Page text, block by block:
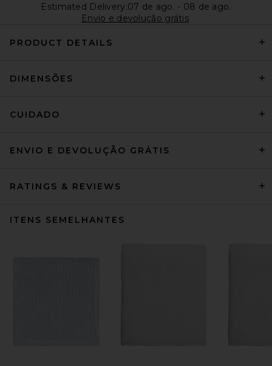
Estimated Delivery:07 de ago. - 08 de ago.
Envio e devolução grátis
PRODUCT DETAILS
DIMENSÕES
CUIDADO
ENVIO E DEVOLUÇÃO GRÁTIS
RATINGS & REVIEWS
ITENS SEMELHANTES